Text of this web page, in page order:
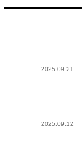
2025.09.21
2025.09.12